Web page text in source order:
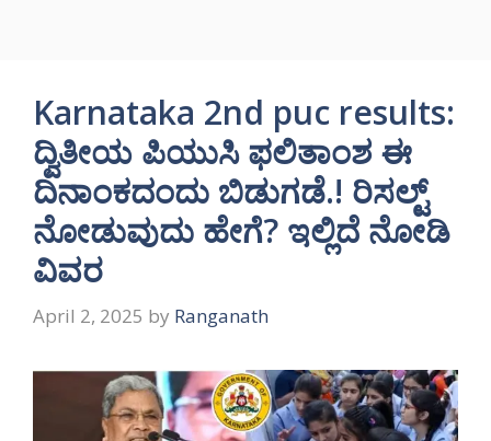
Karnataka 2nd puc results:
ದ್ವಿತೀಯ ಪಿಯುಸಿ ಫಲಿತಾಂಶ ಈ
ದಿನಾಂಕದಂದು ಬಿಡುಗಡೆ.! ರಿಸಲ್ಟ್
ನೋಡುವುದು ಹೇಗೆ? ಇಲ್ಲಿದೆ ನೋಡಿ
ವಿವರ
April 2, 2025 by Ranganath